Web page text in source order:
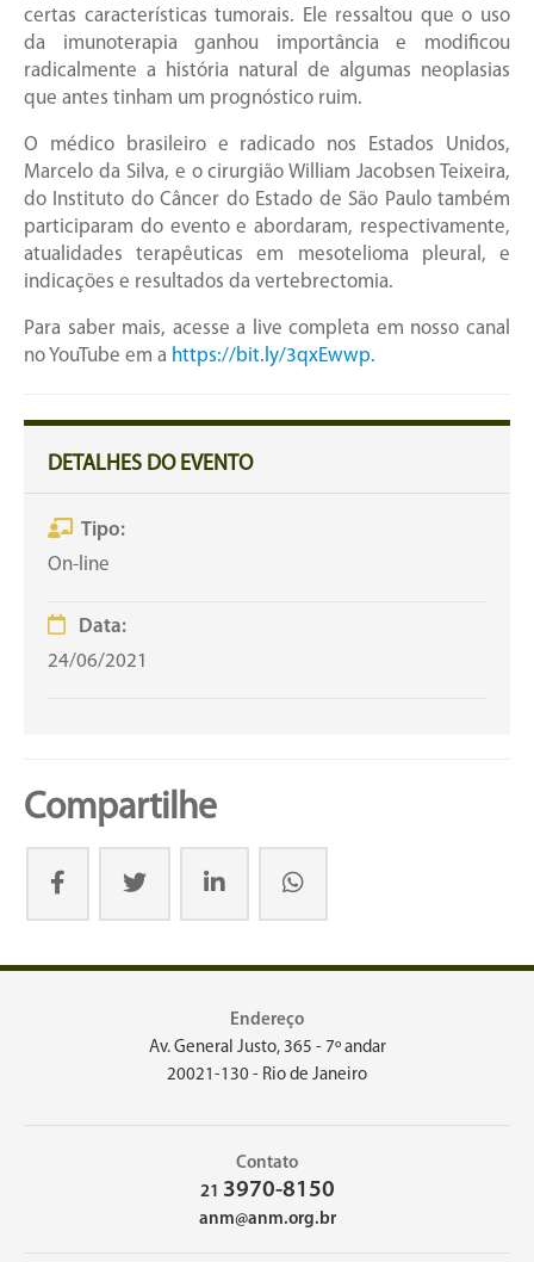
certas características tumorais. Ele ressaltou que o uso
da imunoterapia ganhou importância e modificou
radicalmente a história natural de algumas neoplasias
que antes tinham um prognóstico ruim.
O médico brasileiro e radicado nos Estados Unidos,
Marcelo da Silva, e o cirurgião William Jacobsen Teixeira,
do Instituto do Câncer do Estado de São Paulo também
participaram do evento e abordaram, respectivamente,
atualidades terapêuticas em mesotelioma pleural, e
indicações e resultados da vertebrectomia.
Para saber mais, acesse a live completa em nosso canal
no YouTube em a https://bit.ly/3qxEwwp.
DETALHES DO EVENTO
Tipo:
On-line
Data:
24/06/2021
Compartilhe
Endereço
Av. General Justo, 365 - 7º andar
20021-130 - Rio de Janeiro
Contato
21 3970-8150
anm@anm.org.br